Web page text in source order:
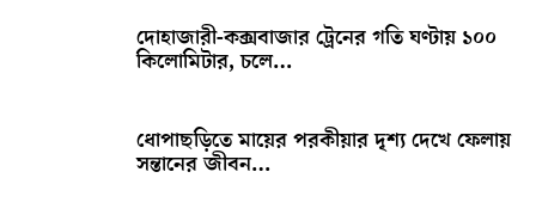
দোহাজারী-কক্সবাজার ট্রেনের গতি ঘণ্টায় ১০০
কিলোমিটার, চলে…
ধোপাছড়িতে মায়ের পরকীয়ার দৃশ্য দেখে ফেলায়
সন্তানের জীবন…